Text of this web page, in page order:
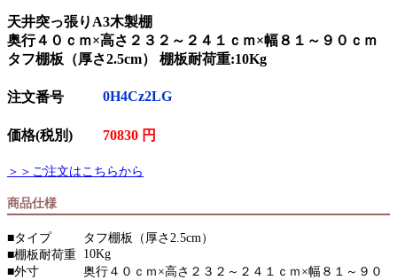
天井突っ張りA3木製棚
奥行４０ｃｍ×高さ２３２～２４１ｃｍ×幅８１～９０ｃｍ
タフ棚板（厚さ2.5cm） 棚板耐荷重:10Kg
注文番号 0H4Cz2LG
価格(税別) 70830 円
＞＞ご注文はこちらから
商品仕様
■タイプ
タフ棚板（厚さ2.5cm）
■棚板耐荷重 10Kg
■外寸
奥行４０ｃｍ×高さ２３２～２４１ｃｍ×幅８１～９０